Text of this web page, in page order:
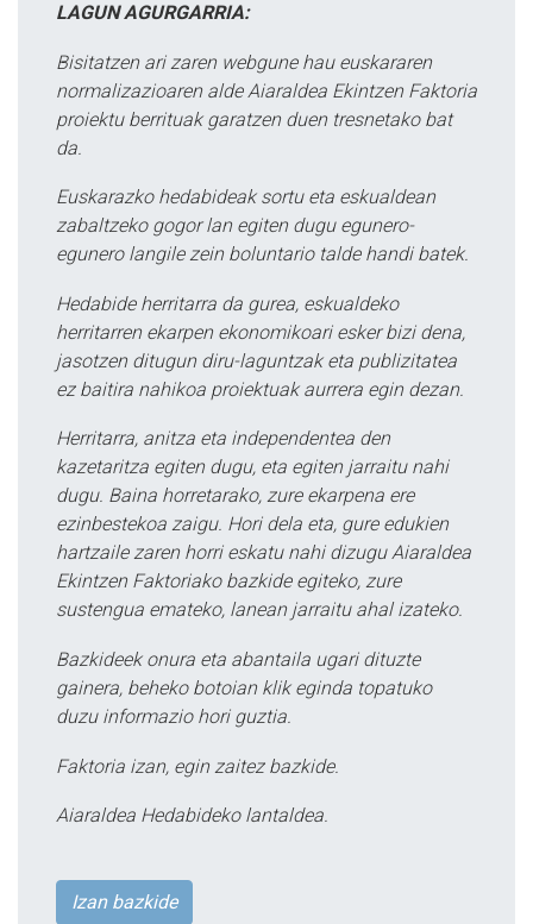
LAGUN AGURGARRIA:
Bisitatzen ari zaren webgune hau euskararen
normalizazioaren alde Aiaraldea Ekintzen Faktoria
proiektu berrituak garatzen duen tresnetako bat
da.
Euskarazko hedabideak sortu eta eskualdean
zabaltzeko gogor lan egiten dugu egunero-
egunero langile zein boluntario talde handi batek.
Hedabide herritarra da gurea, eskualdeko
herritarren ekarpen ekonomikoari esker bizi dena,
jasotzen ditugun diru-laguntzak eta publizitatea
ez baitira nahikoa proiektuak aurrera egin dezan.
Herritarra, anitza eta independentea den
kazetaritza egiten dugu, eta egiten jarraitu nahi
dugu. Baina horretarako, zure ekarpena ere
ezinbestekoa zaigu. Hori dela eta, gure edukien
hartzaile zaren horri eskatu nahi dizugu Aiaraldea
Ekintzen Faktoriako bazkide egiteko, zure
sustengua emateko, lanean jarraitu ahal izateko.
Bazkideek onura eta abantaila ugari dituzte
gainera, beheko botoian klik eginda topatuko
duzu informazio hori guztia.
Faktoria izan, egin zaitez bazkide.
Aiaraldea Hedabideko lantaldea.
Izan bazkide